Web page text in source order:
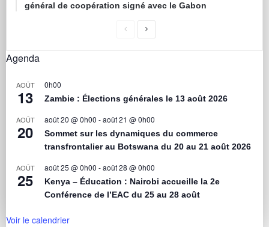
général de coopération signé avec le Gabon
Agenda
AOÛT
13
0h00
Zambie : Élections générales le 13 août 2026
AOÛT
20
août 20 @ 0h00 -août 21 @ 0h00
Sommet sur les dynamiques du commerce
transfrontalier au Botswana du 20 au 21 août 2026
AOÛT
25
août 25 @ 0h00 -août 28 @ 0h00
Kenya – Éducation : Nairobi accueille la 2e
Conférence de l’EAC du 25 au 28 août
Voir le calendrier